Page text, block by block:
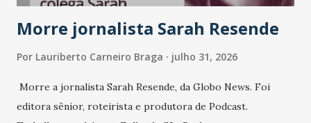
Morre jornalista Sarah Resende
Por Lauriberto Carneiro Braga julho 31, 2026
Morre a jornalista Sarah Resende, da Globo News. Foi
editora sênior, roteirista e produtora de Podcast.